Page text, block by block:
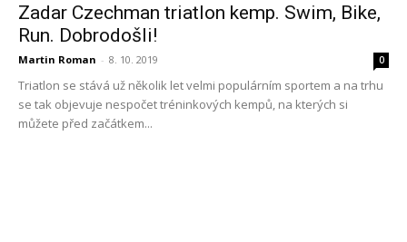
Zadar Czechman triatlon kemp. Swim, Bike,
Run. Dobrodošli!
Martin Roman - 8. 10. 2019 0
Triatlon se stává už několik let velmi populárním sportem a na trhu
se tak objevuje nespočet tréninkových kempů, na kterých si
můžete před začátkem...